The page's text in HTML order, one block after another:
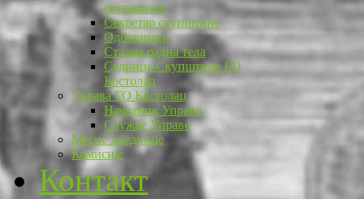
скупштине
Секретар скупштине
Одборници
Стална радна тела
Седнице Скупштине ГО
Костолац
Управа ГО Костолац
Начелник Управе
Службе Управе
Месне заједнице
Комисије
Контакт